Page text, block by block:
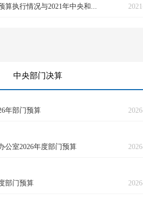
算执行情况与2021年中央和...
中央部门决算
年部门预算
公室2026年度部门预算
部门预算